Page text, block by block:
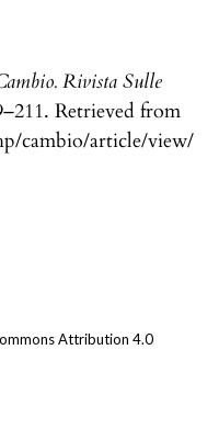
Rivista Sulle
Retrieved from
cambio/article/view/
Attribution 4.0